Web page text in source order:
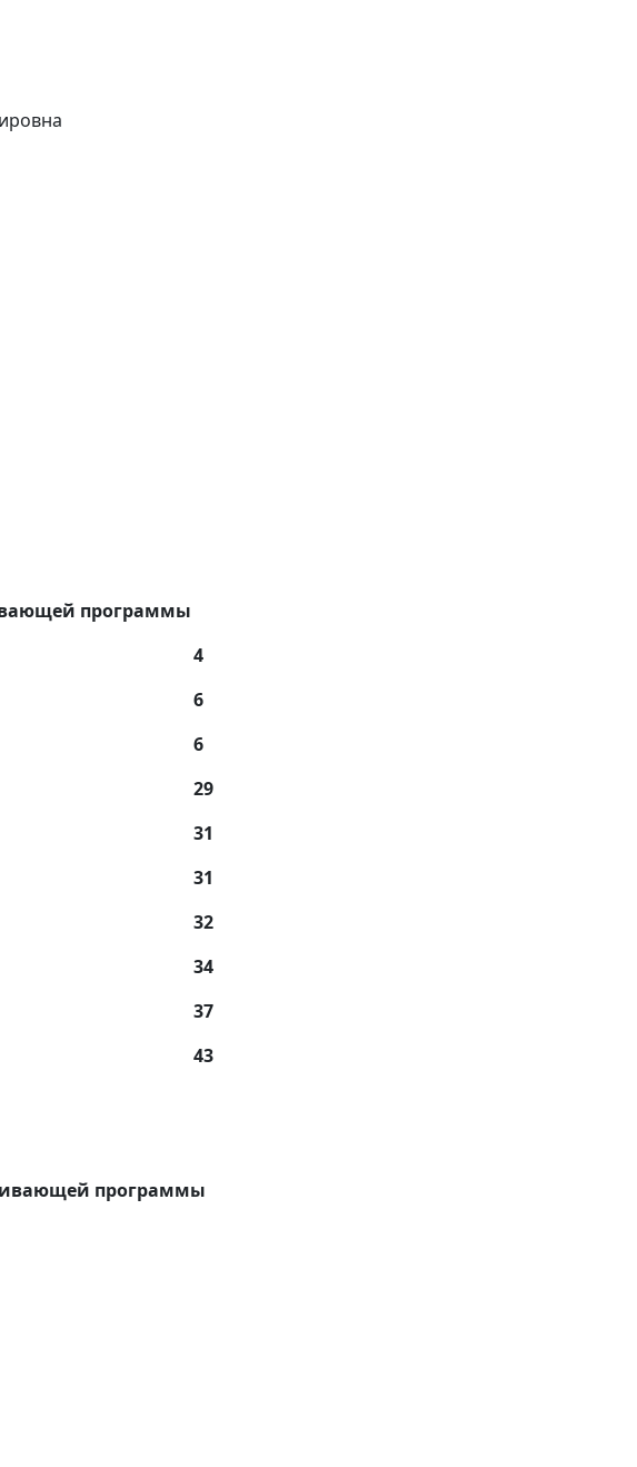
программы
4
6
6
29
31
31
32
34
37
43
программы